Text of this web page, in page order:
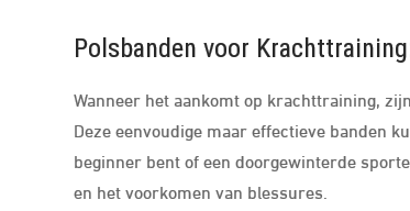
Polsbanden voor
Wanneer het aankomt op krachttraining,
Deze eenvoudige maar effectieve banden
beginner bent of een doorgewinterde
en het voorkomen van blessures.